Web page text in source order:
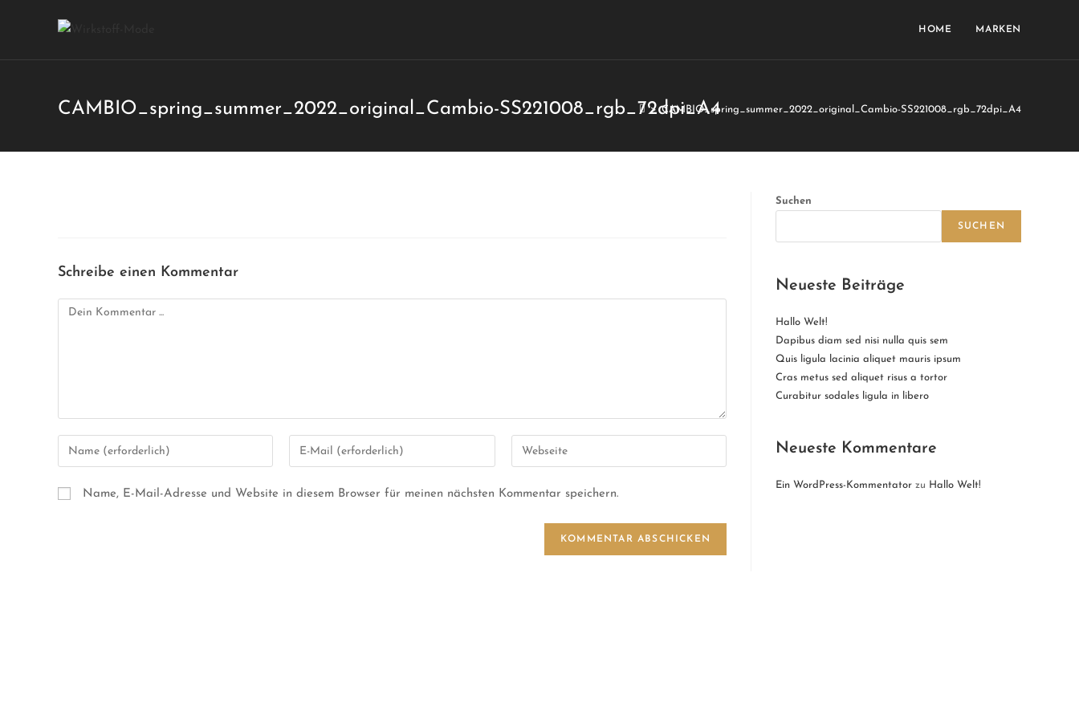
HOME MARKEN
CAMBIO_spring_summer_2022_original_Cambio-SS221008_rgb_72dpi_A4
> CAMBIO_spring_summer_2022_original_Cambio-SS221008_rgb_72dpi_A4
Schreibe einen Kommentar
Name, E-Mail-Adresse und Website in diesem Browser für meinen nächsten Kommentar speichern.
Suchen
SUCHEN
Neueste Beiträge
Hallo Welt!
Dapibus diam sed nisi nulla quis sem
Quis ligula lacinia aliquet mauris ipsum
Cras metus sed aliquet risus a tortor
Curabitur sodales ligula in libero
Neueste Kommentare
Ein WordPress-Kommentator zu Hallo Welt!